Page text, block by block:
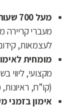
מעל 700 שעות אימון
מעברי קריירה
לעצמאות,
מומחית
מקצועי, ליווי
(קו”ח,
אימון בזמני